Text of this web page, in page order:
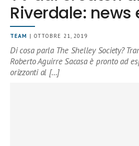
Riverdale: news
TEAM | OTTOBRE 21, 2019
Di cosa parla The Shelley Society?
Roberto Aguirre Sacasa è pronto ad
orizzonti al […]